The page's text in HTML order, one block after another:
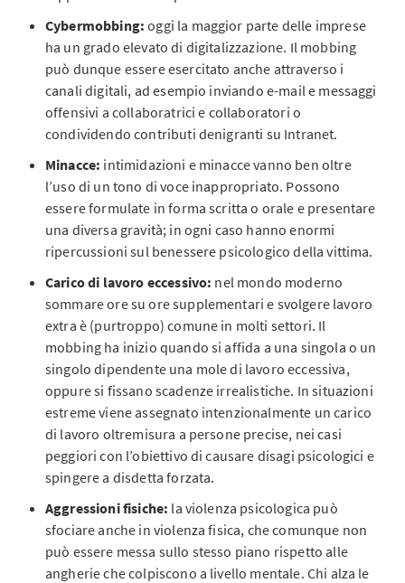
Cybermobbing: oggi la maggior parte delle imprese
ha un grado elevato di digitalizzazione. Il mobbing
può dunque essere esercitato anche attraverso i
canali digitali, ad esempio inviando e-mail e messaggi
offensivi a collaboratrici e collaboratori o
condividendo contributi denigranti su Intranet.
Minacce: intimidazioni e minacce vanno ben oltre
l’uso di un tono di voce inappropriato. Possono
essere formulate in forma scritta o orale e presentare
una diversa gravità; in ogni caso hanno enormi
ripercussioni sul benessere psicologico della vittima.
Carico di lavoro eccessivo: nel mondo moderno
sommare ore su ore supplementari e svolgere lavoro
extra è (purtroppo) comune in molti settori. Il
mobbing ha inizio quando si affida a una singola o un
singolo dipendente una mole di lavoro eccessiva,
oppure si fissano scadenze irrealistiche. In situazioni
estreme viene assegnato intenzionalmente un carico
di lavoro oltremisura a persone precise, nei casi
peggiori con l’obiettivo di causare disagi psicologici e
spingere a disdetta forzata.
Aggressioni fisiche: la violenza psicologica può
sfociare anche in violenza fisica, che comunque non
può essere messa sullo stesso piano rispetto alle
angherie che colpiscono a livello mentale. Chi alza le